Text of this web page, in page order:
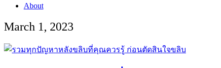
About
March 1, 2023